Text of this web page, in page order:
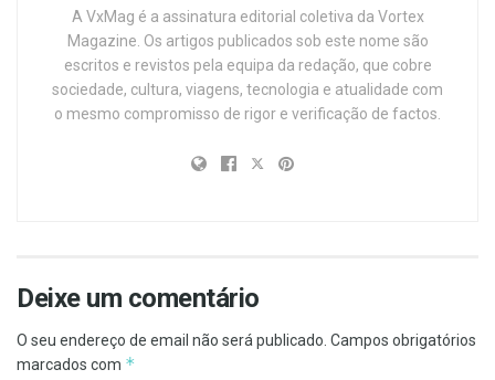
A VxMag é a assinatura editorial coletiva da Vortex
Magazine. Os artigos publicados sob este nome são
escritos e revistos pela equipa da redação, que cobre
sociedade, cultura, viagens, tecnologia e atualidade com
o mesmo compromisso de rigor e verificação de factos.
Deixe um comentário
O seu endereço de email não será publicado. Campos obrigatórios
marcados com *